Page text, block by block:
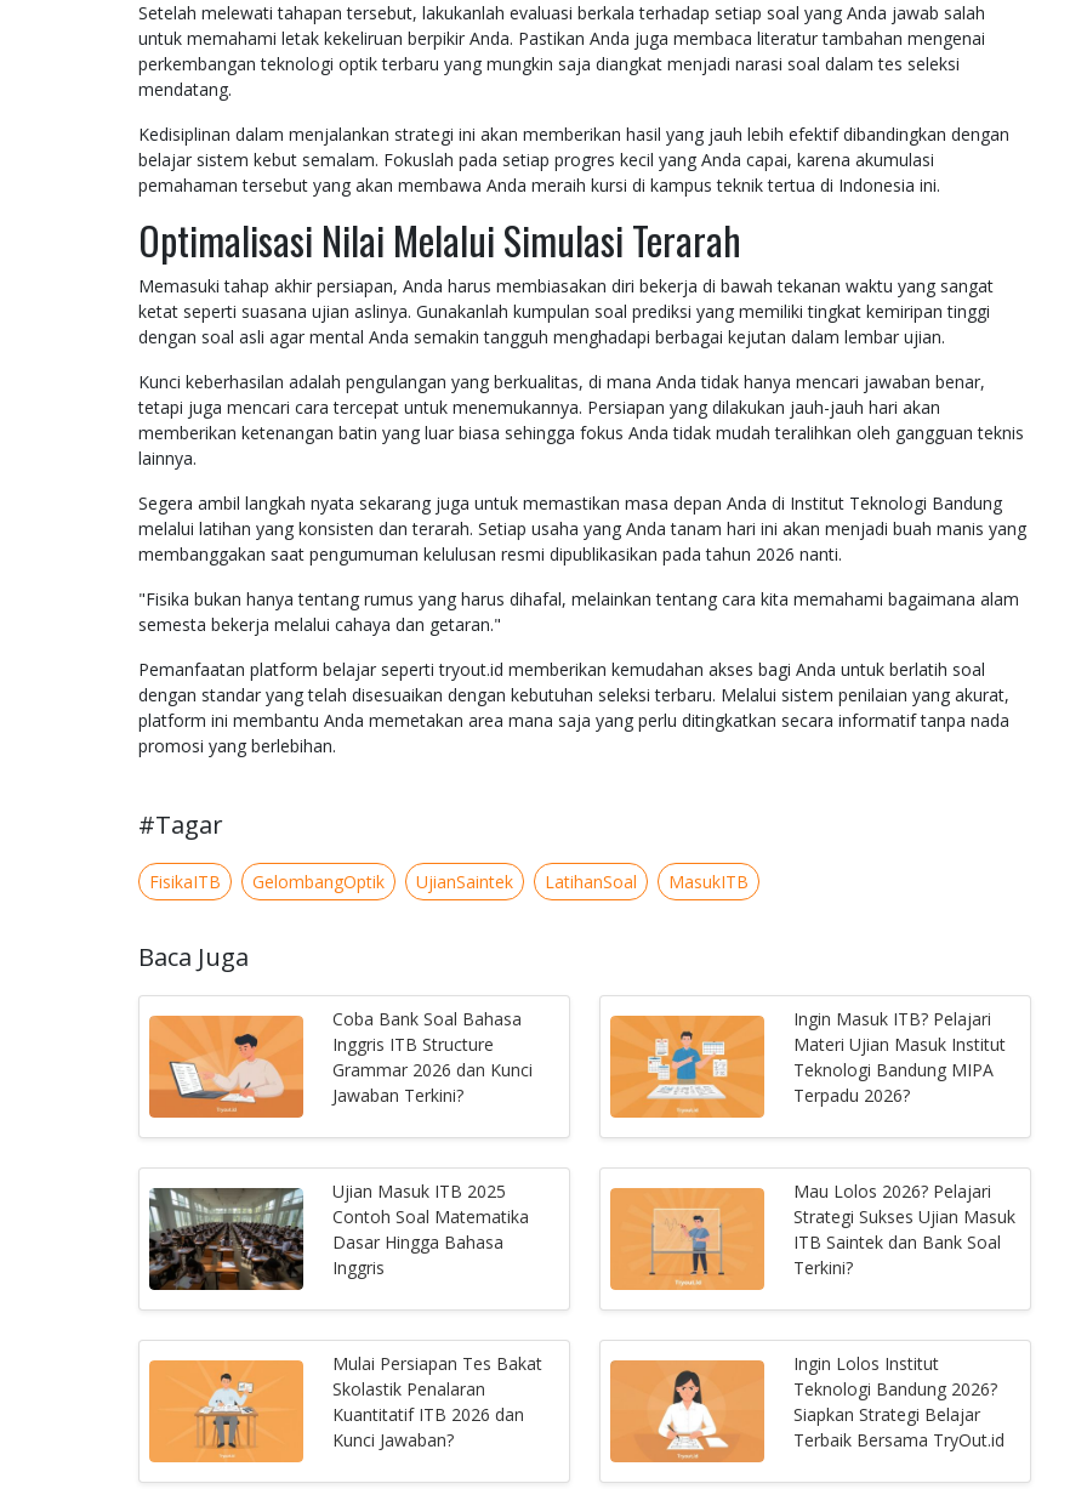
Setelah melewati tahapan tersebut, lakukanlah evaluasi berkala terhadap setiap soal yang Anda jawab salah
untuk memahami letak kekeliruan berpikir Anda. Pastikan Anda juga membaca literatur tambahan mengenai
perkembangan teknologi optik terbaru yang mungkin saja diangkat menjadi narasi soal dalam tes seleksi
mendatang.
Kedisiplinan dalam menjalankan strategi ini akan memberikan hasil yang jauh lebih efektif dibandingkan dengan
belajar sistem kebut semalam. Fokuslah pada setiap progres kecil yang Anda capai, karena akumulasi
pemahaman tersebut yang akan membawa Anda meraih kursi di kampus teknik tertua di Indonesia ini.
Optimalisasi Nilai Melalui Simulasi Terarah
Memasuki tahap akhir persiapan, Anda harus membiasakan diri bekerja di bawah tekanan waktu yang sangat
ketat seperti suasana ujian aslinya. Gunakanlah kumpulan soal prediksi yang memiliki tingkat kemiripan tinggi
dengan soal asli agar mental Anda semakin tangguh menghadapi berbagai kejutan dalam lembar ujian.
Kunci keberhasilan adalah pengulangan yang berkualitas, di mana Anda tidak hanya mencari jawaban benar,
tetapi juga mencari cara tercepat untuk menemukannya. Persiapan yang dilakukan jauh-jauh hari akan
memberikan ketenangan batin yang luar biasa sehingga fokus Anda tidak mudah teralihkan oleh gangguan teknis
lainnya.
Segera ambil langkah nyata sekarang juga untuk memastikan masa depan Anda di Institut Teknologi Bandung
melalui latihan yang konsisten dan terarah. Setiap usaha yang Anda tanam hari ini akan menjadi buah manis yang
membanggakan saat pengumuman kelulusan resmi dipublikasikan pada tahun 2026 nanti.
"Fisika bukan hanya tentang rumus yang harus dihafal, melainkan tentang cara kita memahami bagaimana alam
semesta bekerja melalui cahaya dan getaran."
Pemanfaatan platform belajar seperti tryout.id memberikan kemudahan akses bagi Anda untuk berlatih soal
dengan standar yang telah disesuaikan dengan kebutuhan seleksi terbaru. Melalui sistem penilaian yang akurat,
platform ini membantu Anda memetakan area mana saja yang perlu ditingkatkan secara informatif tanpa nada
promosi yang berlebihan.
#Tagar
FisikaITB GelombangOptik UjianSaintek LatihanSoal MasukITB
Baca Juga
Coba Bank Soal Bahasa
Inggris ITB Structure
Grammar 2026 dan Kunci
Jawaban Terkini?
Ingin Masuk ITB? Pelajari
Materi Ujian Masuk Institut
Teknologi Bandung MIPA
Terpadu 2026?
Ujian Masuk ITB 2025
Contoh Soal Matematika
Dasar Hingga Bahasa
Inggris
Mau Lolos 2026? Pelajari
Strategi Sukses Ujian Masuk
ITB Saintek dan Bank Soal
Terkini?
Mulai Persiapan Tes Bakat
Skolastik Penalaran
Kuantitatif ITB 2026 dan
Kunci Jawaban?
Ingin Lolos Institut
Teknologi Bandung 2026?
Siapkan Strategi Belajar
Terbaik Bersama TryOut.id